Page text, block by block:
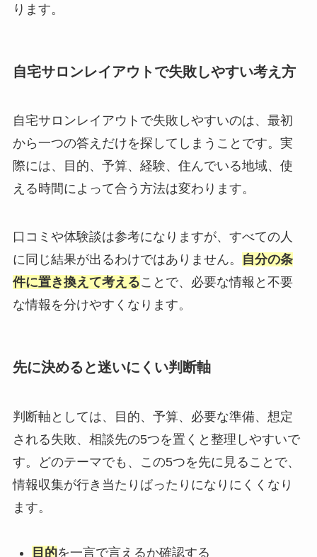
ります。
自宅サロンレイアウトで失敗しやすい考え方
自宅サロンレイアウトで失敗しやすいのは、最初
から一つの答えだけを探してしまうことです。実
際には、目的、予算、経験、住んでいる地域、使
える時間によって合う方法は変わります。
口コミや体験談は参考になりますが、すべての人
に同じ結果が出るわけではありません。
自分の条
件に置き換えて考えることで、必要な情報と不要
な情報を分けやすくなります。
先に決めると迷いにくい判断軸
判断軸としては、目的、予算、必要な準備、想定
される失敗、相談先の5つを置くと整理しやすいで
す。どのテーマでも、この5つを先に見ることで、
情報収集が行き当たりばったりになりにくくなり
ます。
目的を一言で言えるか確認する